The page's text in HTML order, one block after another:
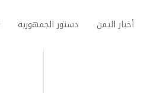
أخبار اليمن دستور الجمهورية